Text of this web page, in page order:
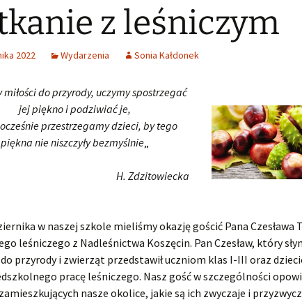
Samorząd uczniowski
Losy absolwentów
2015
2016/2017
Zdjęcia
Archiwalne
Lubszy
z leśniczym
2022 Wydarzenia Sonia Kałdonek
miłości do przyrody, uczymy spostrzegać
jej piękno i podziwiać je,
przestrzegamy dzieci, by tego
piękna nie niszczyły bezmyślnie„
H. Zdzitowiecka
w naszej szkole mieliśmy okazję gościć Pana Czesława
leśniczego z Nadleśnictwa Koszęcin. Pan Czesław, który
przyrody i zwierząt przedstawił uczniom klas I-III oraz
pracę leśniczego. Nasz gość w szczególności
nasze okolice, jakie są ich zwyczaje i